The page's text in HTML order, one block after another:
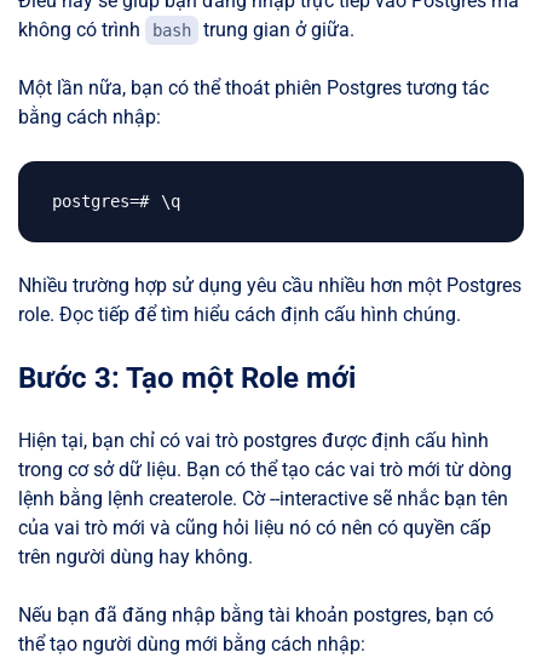
không có trình
bash trung gian ở giữa.
Một lần nữa, bạn có thể thoát phiên Postgres tương tác
bằng cách nhập:
\
Nhiều trường hợp sử dụng yêu cầu nhiều hơn một Postgres
role. Đọc tiếp để tìm hiểu cách định cấu hình chúng.
Bước 3: Tạo một Role mới
Hiện tại, bạn chỉ có vai trò postgres được định cấu hình
trong cơ sở dữ liệu. Bạn có thể tạo các vai trò mới từ dòng
lệnh bằng lệnh createrole. Cờ --interactive sẽ nhắc bạn tên
của vai trò mới và cũng hỏi liệu nó có nên có quyền cấp
trên người dùng hay không.
Nếu bạn đã đăng nhập bằng tài khoản postgres, bạn có
thể tạo người dùng mới bằng cách nhập: